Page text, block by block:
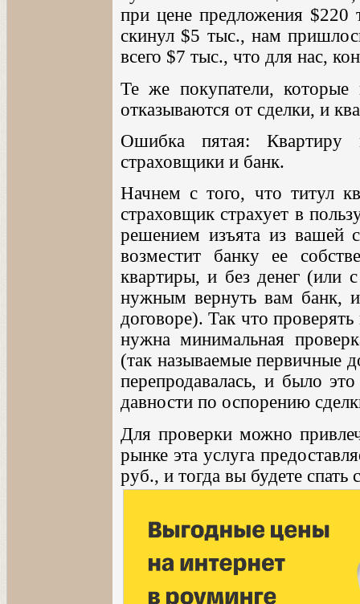
при цене предложения
скинул $5 тыс., нам
всего $7 тыс., что для нас,
Те же покупатели, которые
отказываются от сделки, и
Ошибка пятая: Квартиру
страховщики и банк.
Начнем с того, что титул
страховщик страхует в
решением изъята из вашей
возместит банку ее
квартиры, и без денег (или
нужным вернуть вам банк,
договоре). Так что
нужна минимальная
(так называемые первичные
перепродавалась, и было
давности по оспорению
Для проверки можно
рынке эта услуга
руб., и тогда вы будете спать